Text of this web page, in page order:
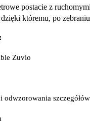
postacie z
któremu, po
Zuvio
szczegółów